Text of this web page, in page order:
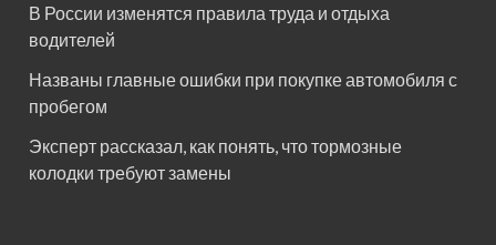
В России изменятся правила труда и отдыха
водителей
Названы главные ошибки при покупке автомобиля с
пробегом
Эксперт рассказал, как понять, что тормозные
колодки требуют замены